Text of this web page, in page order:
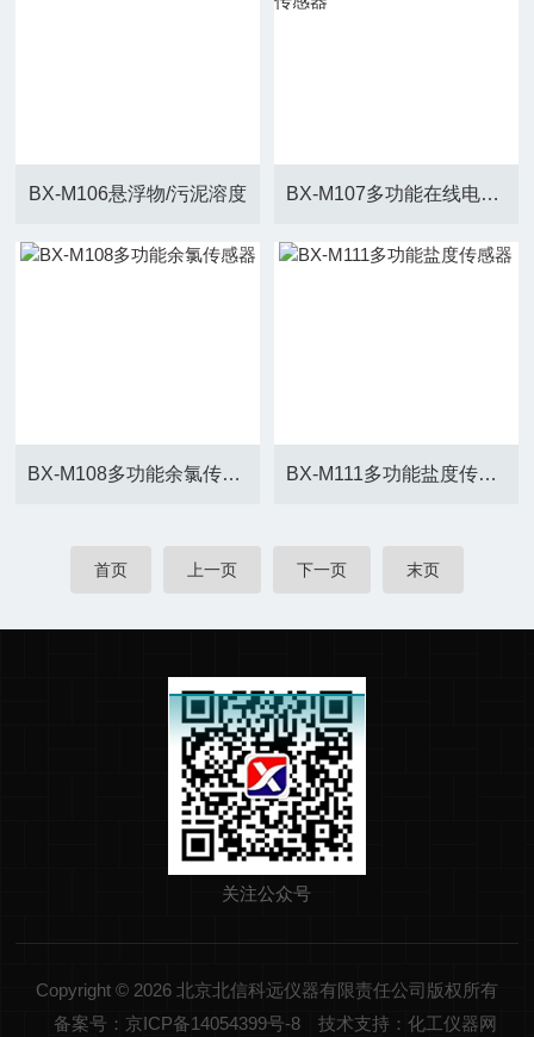
BX-M106悬浮物/污泥溶度 BX-M107多功能在线电导率传感器
BX-M108多功能余氯传感器 BX-M111多功能盐度传感器
首页 上一页 下一页 末页
关注公众号
Copyright © 2026 北京北信科远仪器有限责任公司版权所有
备案号：京ICP备14054399号-8
技术支持：化工仪器网